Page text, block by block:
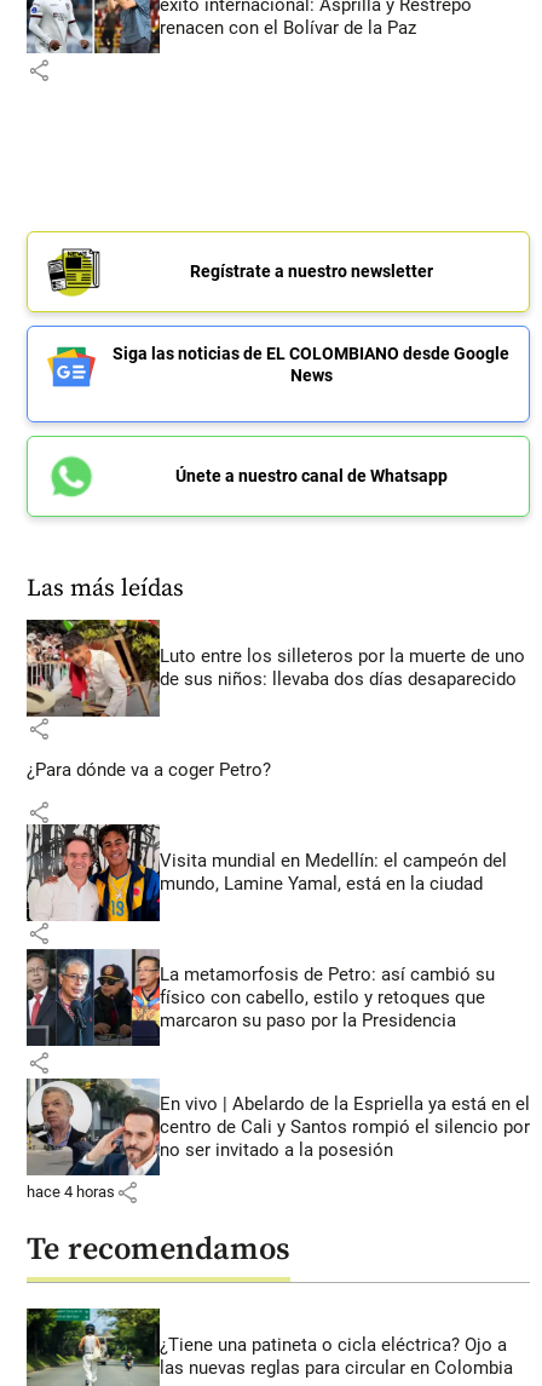
renacen con el Bolívar de la Paz
share
Regístrate a nuestro newsletter
Siga las noticias de EL COLOMBIANO desde Google
News
Únete a nuestro canal de Whatsapp
Las más leídas
Luto entre los silleteros por la muerte de uno
de sus niños: llevaba dos días desaparecido
share
¿Para dónde va a coger Petro?
share
Visita mundial en Medellín: el campeón del
mundo, Lamine Yamal, está en la ciudad
share
La metamorfosis de Petro: así cambió su
físico con cabello, estilo y retoques que
marcaron su paso por la Presidencia
share
En vivo | Abelardo de la Espriella ya está en el
centro de Cali y Santos rompió el silencio por
no ser invitado a la posesión
hace 4 horas share
Te recomendamos
¿Tiene una patineta o cicla eléctrica? Ojo a
las nuevas reglas para circular en Colombia